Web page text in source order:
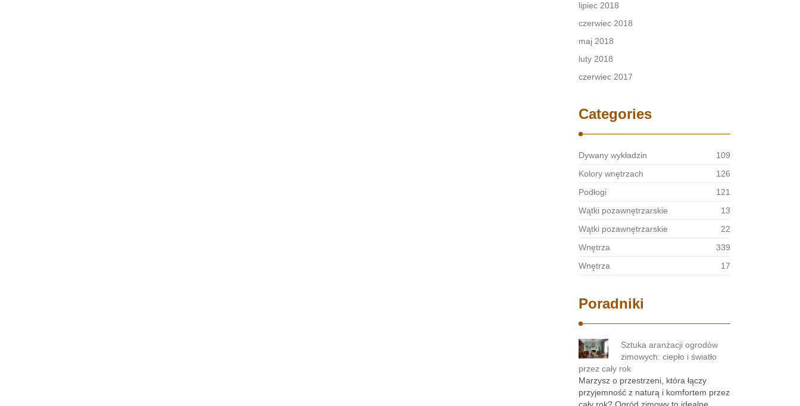
lipiec 2018
czerwiec 2018
maj 2018
luty 2018
czerwiec 2017
Categories
Dywany wykładzin
109
Kolory wnętrzach
126
Podłogi
121
Wątki pozawnętrzarskie
13
Wątki pozawnętrzarskie
22
Wnętrza
339
Wnętrza
17
Poradniki
Sztuka aranżacji ogrodów
zimowych: ciepło i światło
przez cały rok
Marzysz o przestrzeni, która łączy
przyjemność z naturą i komfortem przez